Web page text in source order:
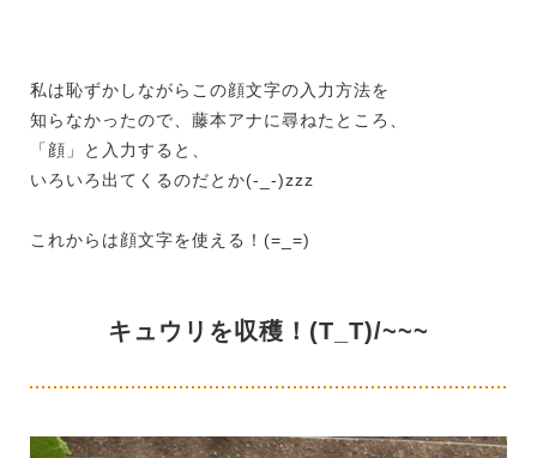
私は恥ずかしながらこの顔文字の入力方法を
知らなかったので、藤本アナに尋ねたところ、
「顔」と入力すると、
いろいろ出てくるのだとか(-_-)zzz
これからは顔文字を使える！(=_=)
キュウリを収穫！(T_T)/~~~